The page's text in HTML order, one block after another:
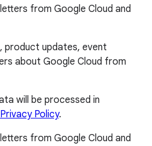
from Google Cloud and
product updates, event
about Google Cloud from
will be processed in
Privacy Policy.
from Google Cloud and